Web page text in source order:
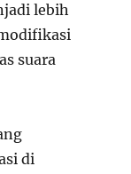
lebih
suara
di